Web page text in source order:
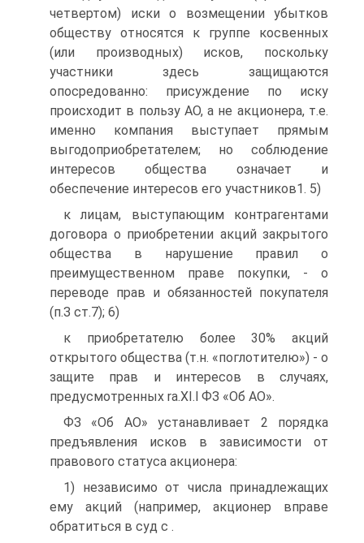
четвертом) иски о возмещении убытков
обществу относятся к группе косвенных
(или производных) исков, поскольку
участники здесь защищаются
опосредованно: присуждение по иску
происходит в пользу АО, а не акционера, т.е.
именно компания выступает прямым
выгодоприобретателем; но соблюдение
интересов общества означает и
обеспечение интересов его участников1. 5)
к лицам, выступающим контрагентами
договора о приобретении акций закрытого
общества в нарушение правил о
преимущественном праве покупки, - о
переводе прав и обязанностей покупателя
(п.З ст.7); 6)
к приобретателю более 30% акций
открытого общества (т.н. «поглотителю») - о
защите прав и интересов в случаях,
предусмотренных ra.XI.l ФЗ «Об АО».
ФЗ «Об АО» устанавливает 2 порядка
предъявления исков в зависимости от
правового статуса акционера:
1) независимо от числа принадлежащих
ему акций (например, акционер вправе
обратиться в суд с .